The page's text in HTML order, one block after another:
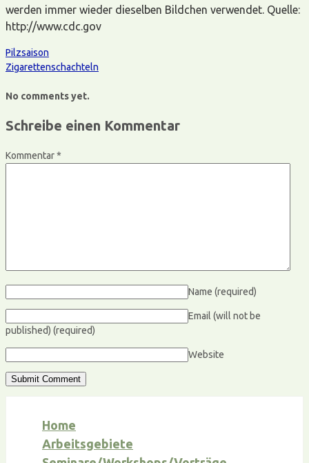
werden immer wieder dieselben Bildchen verwendet. Quelle:
http://www.cdc.gov
Pilzsaison
Zigarettenschachteln
No comments yet.
Schreibe einen Kommentar
Kommentar*
Name (required)
Email (will not be
published) (required)
Website
Home
Arbeitsgebiete